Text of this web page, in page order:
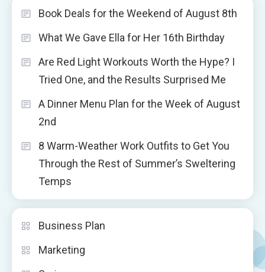
Book Deals for the Weekend of August 8th
What We Gave Ella for Her 16th Birthday
Are Red Light Workouts Worth the Hype? I
Tried One, and the Results Surprised Me
A Dinner Menu Plan for the Week of August
2nd
8 Warm-Weather Work Outfits to Get You
Through the Rest of Summer’s Sweltering
Temps
Business Plan
Marketing